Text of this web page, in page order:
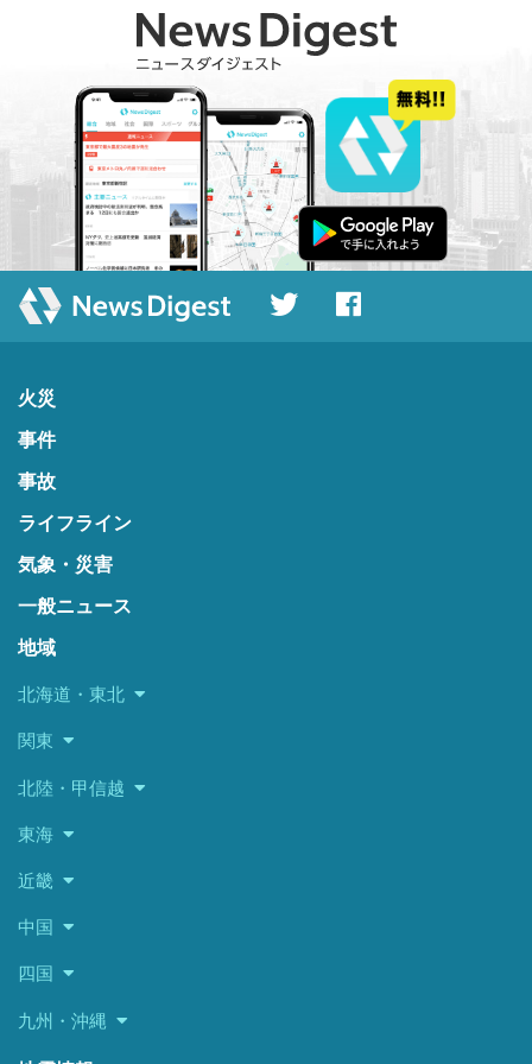
火災
事件
事故
ライフライン
気象・災害
一般ニュース
地域
北海道・東北
関東
北陸・甲信越
東海
近畿
中国
四国
九州・沖縄